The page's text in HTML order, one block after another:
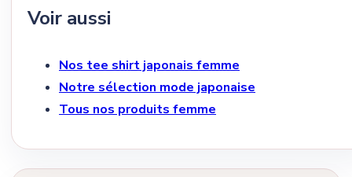
Voir aussi
Nos tee shirt japonais femme
Notre sélection mode japonaise
Tous nos produits femme